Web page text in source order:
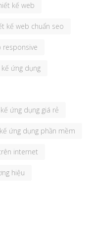
kế web
kế web chuẩn seo
responsive
ứng dụng
ứng dụng giá rẻ
ứng dụng phần mềm
internet
hiệu